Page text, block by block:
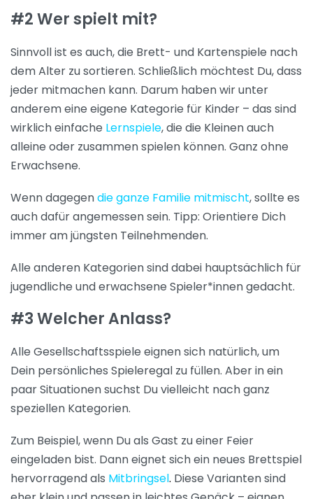
#2 Wer spielt mit?
Sinnvoll ist es auch, die Brett- und Kartenspiele nach
dem Alter zu sortieren. Schließlich möchtest Du, dass
jeder mitmachen kann. Darum haben wir unter
anderem eine eigene Kategorie für Kinder – das sind
wirklich einfache Lernspiele, die die Kleinen auch
alleine oder zusammen spielen können. Ganz ohne
Erwachsene.
Wenn dagegendie ganze Familie mitmischt, sollte es
auch dafür angemessen sein. Tipp: Orientiere Dich
immer am jüngsten Teilnehmenden.
Alle anderen Kategorien sind dabei hauptsächlich für
jugendliche und erwachsene Spieler*innen gedacht.
#3 Welcher Anlass?
Alle Gesellschaftsspiele eignen sich natürlich, um
Dein persönliches Spieleregal zu füllen. Aber in ein
paar Situationen suchst Du vielleicht nach ganz
speziellen Kategorien.
Zum Beispiel, wenn Du als Gast zu einer Feier
eingeladen bist. Dann eignet sich ein neues Brettspiel
hervorragend als Mitbringsel. Diese Varianten sind